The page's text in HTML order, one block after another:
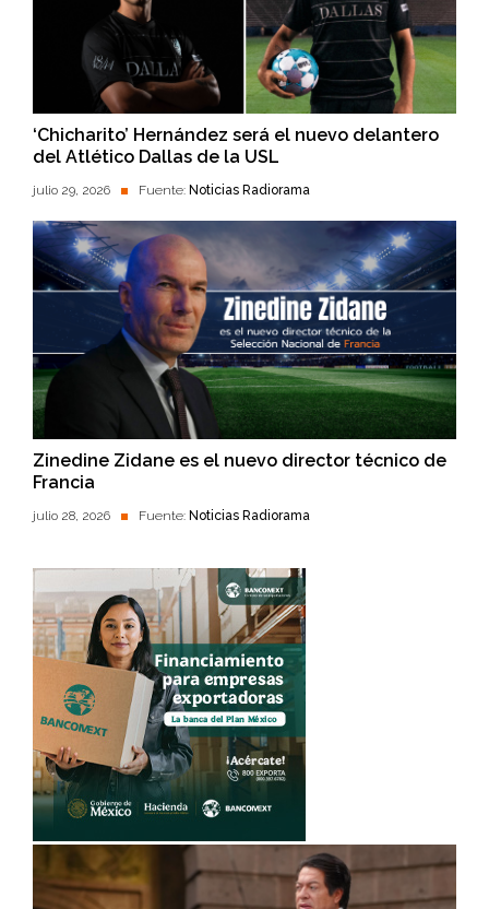
‘Chicharito’ Hernández será el nuevo delantero
del Atlético Dallas de la USL
julio 29, 2026 Fuente: Noticias Radiorama
Zinedine Zidane es el nuevo director técnico de
Francia
julio 28, 2026 Fuente: Noticias Radiorama